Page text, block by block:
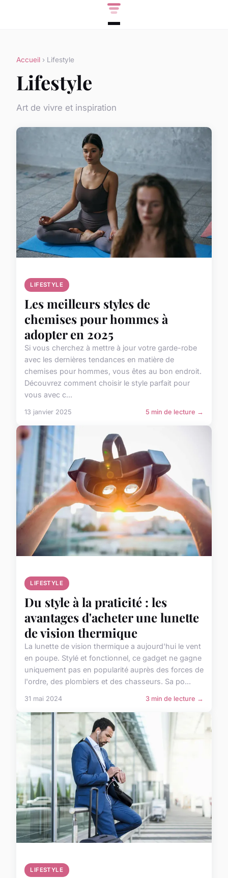
Accueil › Lifestyle
Lifestyle
Art de vivre et inspiration
LIFESTYLE
Les meilleurs styles de
chemises pour hommes à
adopter en 2025
Si vous cherchez à mettre à jour votre garde-robe
avec les dernières tendances en matière de
chemises pour hommes, vous êtes au bon endroit.
Découvrez comment choisir le style parfait pour
vous avec c...
13 janvier 2025 5 min de lecture →
LIFESTYLE
Du style à la praticité : les
avantages d'acheter une lunette
de vision thermique
La lunette de vision thermique a aujourd'hui le vent
en poupe. Stylé et fonctionnel, ce gadget ne gagne
uniquement pas en popularité auprès des forces de
l'ordre, des plombiers et des chasseurs. Sa po...
31 mai 2024 3 min de lecture →
LIFESTYLE